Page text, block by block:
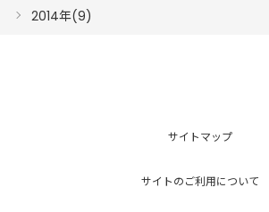
2014年(9)
サイトマップ
サイトのご利用について